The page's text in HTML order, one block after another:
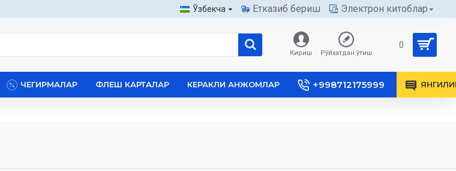
Ўзбекча Етказиб бериш Электрон китоблар
Кириш Рўйхатдан ўтиш
0
ЧЕГИРМАЛАР ФЛЕШ КАРТАЛАР КЕРАКЛИ АНЖОМЛАР +998712175999